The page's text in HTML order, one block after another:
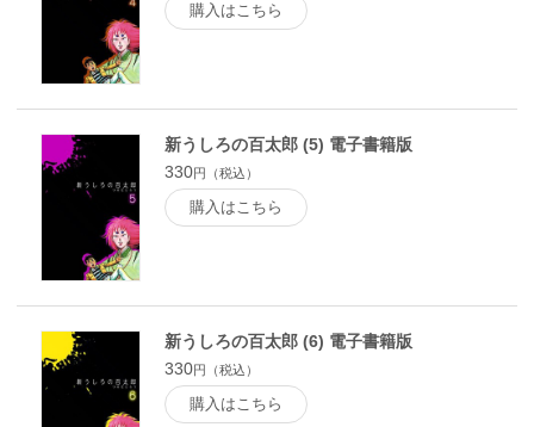
購入はこちら
新うしろの百太郎 (5) 電子書籍版
330円（税込）
購入はこちら
新うしろの百太郎 (6) 電子書籍版
330円（税込）
購入はこちら